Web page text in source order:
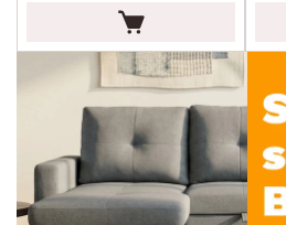
SKLADOVOST